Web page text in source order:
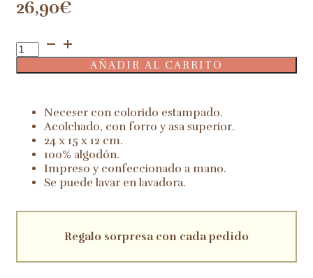
26,90€
Neceser
Raicur
asa
AÑADIR AL CARRITO
Neceser con colorido estampado.
Acolchado, con forro y asa superior.
24 x 15 x 12 cm.
100% algodón.
Impreso y confeccionado a mano.
Se puede lavar en lavadora.
Regalo sorpresa con cada pedido